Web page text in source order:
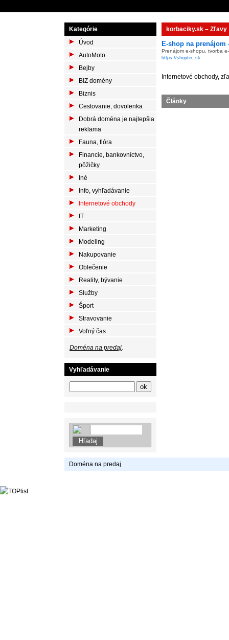
Kategórie
Úvod
AutoMoto
Bejby
BIZ domény
Biznis
Cestovanie, dovolenka
Dobrá doména je najlepšia
reklama
Fauna, flóra
Financie, bankovníctvo,
pôžičky
Iné
Info, vyhľadávanie
Internetové obchody
IT
Marketing
Modeling
Nakupovanie
Oblečenie
Reality, bývanie
Služby
Šport
Stravovanie
Voľný čas
Doména na predaj.
Vyhľadávanie
korbaciky.sk – Zľavy
E-shop na prenájom
Prenájom e-shopu, tvorba
https://shoptec.sk
Internetové obchody,
Články
Doména na predaj